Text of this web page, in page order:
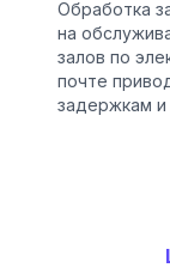
Обработка
на
залов по
почте
задержкам